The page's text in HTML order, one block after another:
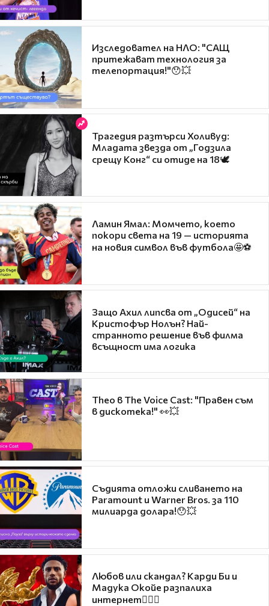
Изследовател на НЛО: "САЩ
притежават технология за
телепортация!"😯💥
Трагедия разтърси Холивуд:
Младата звезда от „Годзила
срещу Конг“ си отиде на 18🕊️
Ламин Ямал: Момчето, което
покори света на 19 — историята
на новия символ във футбола🤩⚽
Защо Ахил липсва от „Одисей“ на
Кристофър Нолън? Най-
странното решение във филма
всъщност има логика
Theo в The Voice Cast: "Правен съм
в дискотека!" 👀💥
Съдията отложи сливането на
Paramount и Warner Bros. за 110
милиарда долара!😯💥
Любов или скандал? Карди Би и
Мадука Окойе разпалиха
интернет❤️‍🔥🔥